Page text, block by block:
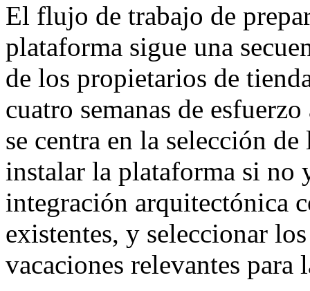
El flujo de trabajo de
plataforma sigue una
de los propietarios de
cuatro semanas de
se centra en la selección
instalar la plataforma si no
integración arquitectónica
existentes, y seleccionar
vacaciones relevantes